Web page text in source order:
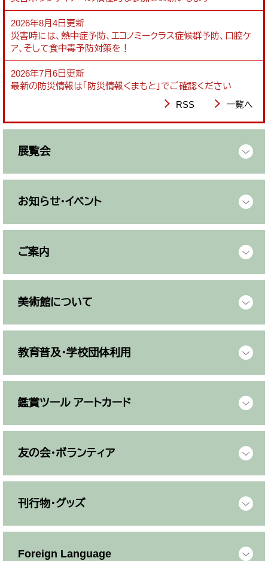
2026年8月4日更新
災害時には、熱中症予防、エコノミークラス症候群予防、口腔ケ
ア、そして食中毒予防対策を！
2026年7月6日更新
最新の防災情報は「防災情報くまもと」でご確認ください
RSS
一覧へ
展覧会
お知らせ・イベント
ご案内
美術館について
教育普及・学校団体利用
鑑賞ツール アートカード
友の会・ボランティア
刊行物・グッズ
Foreign Language